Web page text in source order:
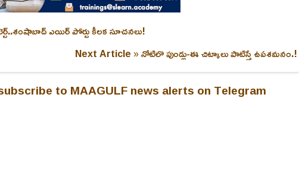
ఎయిర్ పోర్టు కీలక సూచనలు!
Next Article »నోటిలొ పుండ్లు-ఈ చిట్కాలు పాటిస్తే ఉపశమనం.!
to MAAGULF news alerts on Telegram